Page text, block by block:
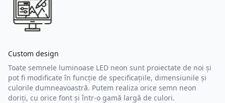
Custom design
Toate semnele luminoase LED neon sunt proiectate de noi și
pot fi modificate în funcție de specificațiile, dimensiunile și
culorile dumneavoastră. Putem realiza orice semn neon
doriți, cu orice font și într-o gamă largă de culori.